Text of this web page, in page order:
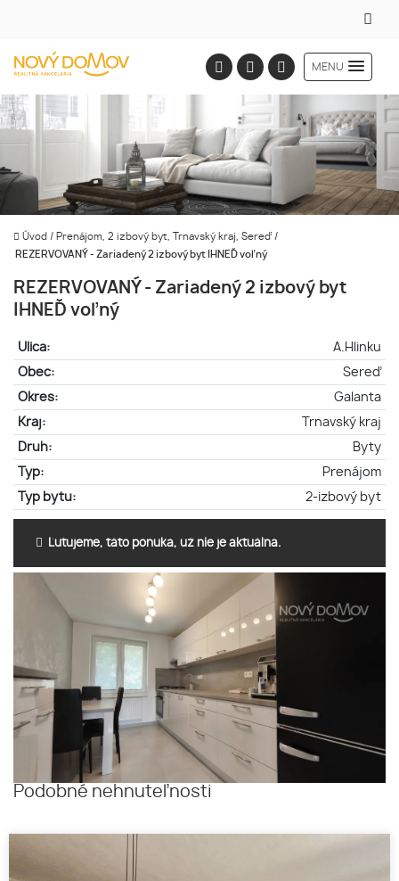
MENU
Úvod / Prenájom, 2 izbový byt, Trnavský kraj, Sereď /
REZERVOVANÝ - Zariadený 2 izbový byt IHNEĎ voľný
REZERVOVANÝ - Zariadený 2 izbový byt
IHNEĎ voľný
Ulica:
A.Hlinku
Obec:
Sereď
Okres:
Galanta
Kraj:
Trnavský kraj
Druh:
Byty
Typ:
Prenájom
Typ bytu:
2-izbový byt
Ľutujeme, táto ponuka, už nie je aktuálna.
Podobné nehnuteľnosti